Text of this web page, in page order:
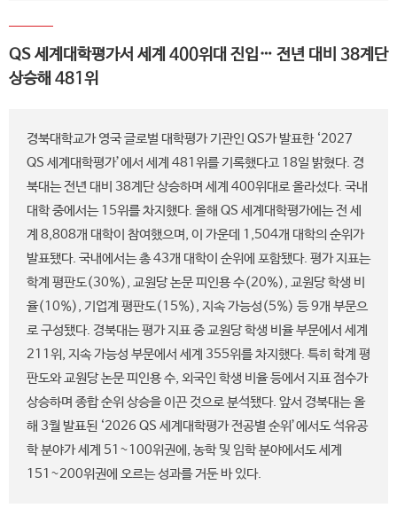
QS 세계대학평가서 세계 400위대 진입… 전년 대비 38계단
상승해 481위
경북대학교가 영국 글로벌 대학평가 기관인 QS가 발표한 ‘2027
QS 세계대학평가’에서 세계 481위를 기록했다고 18일 밝혔다. 경
북대는 전년 대비 38계단 상승하며 세계 400위대로 올라섰다. 국내
대학 중에서는 15위를 차지했다. 올해 QS 세계대학평가에는 전 세
계 8,808개 대학이 참여했으며, 이 가운데 1,504개 대학의 순위가
발표됐다. 국내에서는 총 43개 대학이 순위에 포함됐다. 평가 지표는
학계 평판도(30%), 교원당 논문 피인용 수(20%), 교원당 학생 비
율(10%), 기업계 평판도(15%), 지속 가능성(5%) 등 9개 부문으
로 구성됐다. 경북대는 평가 지표 중 교원당 학생 비율 부문에서 세계
211위, 지속 가능성 부문에서 세계 355위를 차지했다. 특히 학계 평
판도와 교원당 논문 피인용 수, 외국인 학생 비율 등에서 지표 점수가
상승하며 종합 순위 상승을 이끈 것으로 분석됐다. 앞서 경북대는 올
해 3월 발표된 ‘2026 QS 세계대학평가 전공별 순위’에서도 석유공
학 분야가 세계 51~100위권에, 농학 및 임학 분야에서도 세계
151~200위권에 오르는 성과를 거둔 바 있다.